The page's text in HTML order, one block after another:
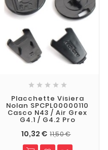
    
Placchette Visiera
Nolan SPCPL00000110
Casco N43 / Air Grex
G4.1 / G4.2 Pro
10,32 € 11,50 €